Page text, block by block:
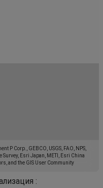
P Corp., GEBCO, USGS, FAO, NPS,
Survey, Esri Japan, METI, Esri China
and the GIS User Community
: